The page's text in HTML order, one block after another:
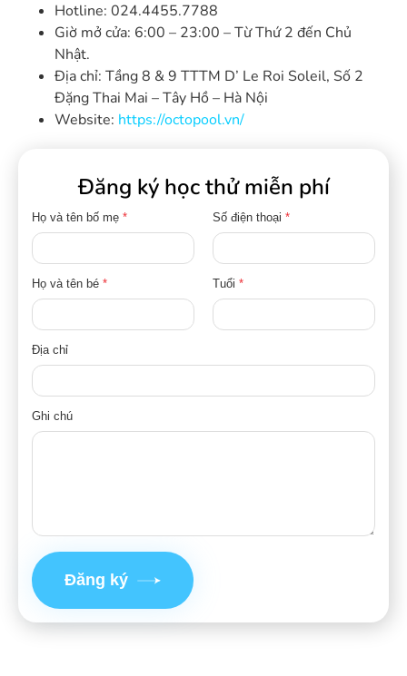
Hotline: 024.4455.7788
Giờ mở cửa: 6:00 – 23:00 – Từ Thứ 2 đến Chủ
Nhật.
Địa chỉ: Tầng 8 & 9 TTTM D’ Le Roi Soleil, Số 2
Đặng Thai Mai – Tây Hồ – Hà Nội
Website: https://octopool.vn/
Đăng ký học thử miễn phí
Họ và tên bố mẹ * Số điện thoại *
Họ và tên bé * Tuổi *
Địa chỉ
Ghi chú
Đăng ký